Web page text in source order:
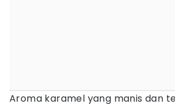
Aroma karamel yang manis dan